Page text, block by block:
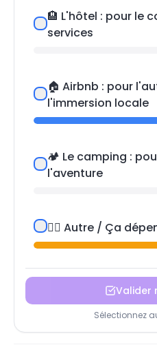
🏨 L'hôtel : pour le
services
🏠 Airbnb : pour
l'immersion locale
🏕️ Le camping :
l'aventure
🤷‍♀️ Autre / Ça
Valider
Sélectionnez